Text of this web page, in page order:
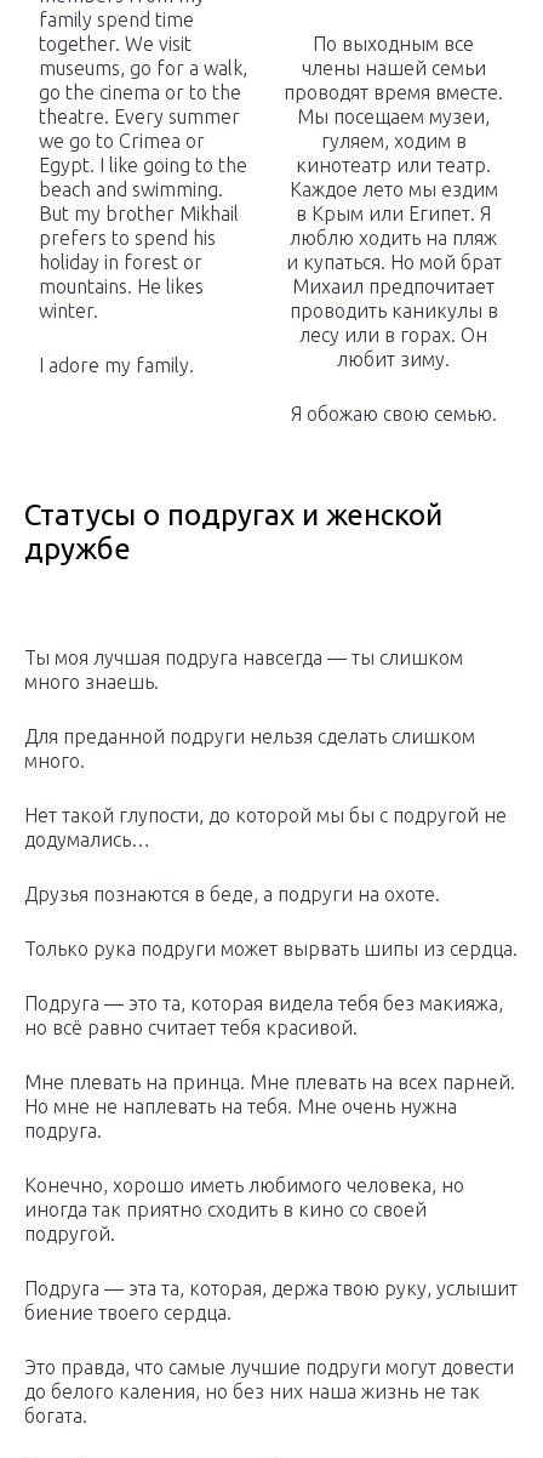
family spend time
together. We visit
museums, go for a walk,
go the cinema or to the
theatre. Every summer
we go to Crimea or
Egypt. I like going to the
beach and swimming.
But my brother Mikhail
prefers to spend his
holiday in forest or
mountains. He likes
winter.
I adore my family.
По выходным все
члены нашей семьи
проводят время вместе.
Мы посещаем музеи,
гуляем, ходим в
кинотеатр или театр.
Каждое лето мы ездим
в Крым или Египет. Я
люблю ходить на пляж
и купаться. Но мой брат
Михаил предпочитает
проводить каникулы в
лесу или в горах. Он
любит зиму.
Я обожаю свою семью.
Статусы о подругах и женской
дружбе
Ты моя лучшая подруга навсегда — ты слишком
много знаешь.
Для преданной подруги нельзя сделать слишком
много.
Нет такой глупости, до которой мы бы с подругой не
додумались…
Друзья познаются в беде, а подруги на охоте.
Только рука подруги может вырвать шипы из сердца.
Подруга ― это та, которая видела тебя без макияжа,
но всё равно считает тебя красивой.
Мне плевать на принца. Мне плевать на всех парней.
Но мне не наплевать на тебя. Мне очень нужна
подруга.
Конечно, хорошо иметь любимого человека, но
иногда так приятно сходить в кино со своей
подругой.
Подруга ― эта та, которая, держа твою руку, услышит
биение твоего сердца.
Это правда, что самые лучшие подруги могут довести
до белого каления, но без них наша жизнь не так
богата.